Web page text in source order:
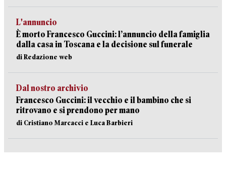
L'annuncio
È morto Francesco Guccini: l’annuncio della famiglia
dalla casa in Toscana e la decisione sul funerale
di Redazione web
Dal nostro archivio
Francesco Guccini: il vecchio e il bambino che si
ritrovano e si prendono per mano
di Cristiano Marcacci e Luca Barbieri